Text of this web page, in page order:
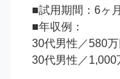
■試用期間：6ヶ
■年収例：
30代男性／580万
30代男性／1,000